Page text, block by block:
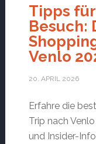
Tipps
Besuch:
Venlo
20. APRIL 2026
Erfahre die
Trip nach
und Insider-